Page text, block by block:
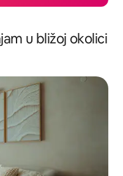
u bližoj okolici